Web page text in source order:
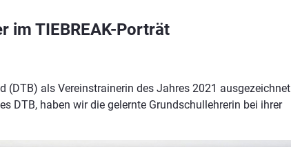
im TIEBREAK-Porträt
(DTB) als Vereinstrainerin des Jahres 2021 ausgezeichnet
DTB, haben wir die gelernte Grundschullehrerin bei ihrer